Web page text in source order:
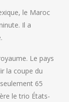
le Maroc
Il a
Le pays
la coupe du
65
le trio États-